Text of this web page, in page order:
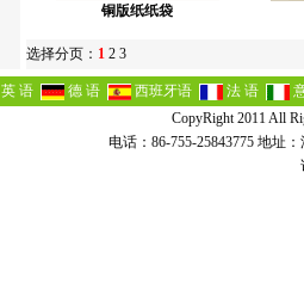
铜版纸纸袋
选择分页： 1 2 3
英 语 德 语 西班牙语 法 语
CopyRight 2011 All
电话：86-755-25843775 地址